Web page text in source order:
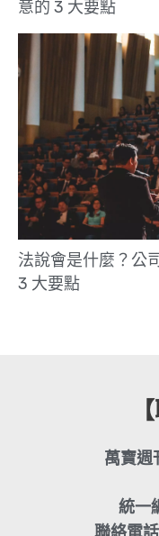
意的 3 大要點
法說會是什麼？公
3 大要點
萬寶週
統一